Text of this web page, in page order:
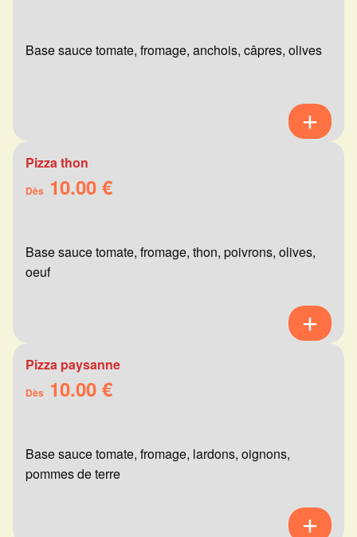
Base sauce tomate, fromage, anchois, câpres, olives
Pizza thon
Dès 10.00 €
Base sauce tomate, fromage, thon, poivrons, olives,
oeuf
Pizza paysanne
Dès 10.00 €
Base sauce tomate, fromage, lardons, oignons,
pommes de terre